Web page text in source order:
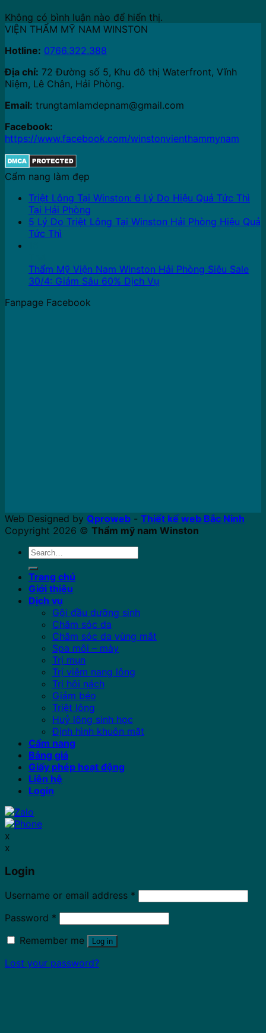
Không có bình luận nào để hiển thị.
VIỆN THẨM MỸ NAM WINSTON
Hotline: 0766.322.388
Địa chỉ: 72 Đường số 5, Khu đô thị Waterfront, Vĩnh
Niệm, Lê Chân, Hải Phòng.
Email: trungtamlamdepnam@gmail.com
Facebook:
https://www.facebook.com/winstonvienthammynam
Cẩm nang làm đẹp
Triệt Lông Tại Winston: 6 Lý Do Hiệu Quả Tức Thì
Tại Hải Phòng
5 Lý Do Triệt Lông Tại Winston Hải Phòng Hiệu Quả
Tức Thì
Thẩm Mỹ Viện Nam Winston Hải Phòng Siêu Sale
30/4: Giảm Sâu 60% Dịch Vụ
Fanpage Facebook
Web Designed by Qproweb - Thiết kế web Bắc Ninh
Copyright 2026 © Thẩm mỹ nam Winston
Search
for:
Trang chủ
Giới thiệu
Dịch vụ
Gội đầu dưỡng sinh
Chăm sóc da
Chăm sóc da vùng mắt
Spa môi – mày
Trị mụn
Trị viêm nang lông
Trị hôi nách
Giảm béo
Triệt lông
Huỷ lông sinh học
Định hình khuôn mặt
Cẩm nang
Bảng giá
Giấy phép hoạt động
Liên hệ
Login
x
x
Login
Username or email address *
Password *
Remember me
Log in
Lost your password?